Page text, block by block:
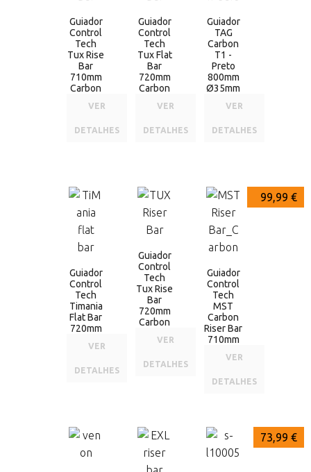
Guiador
Control
Tech
Tux Rise
Bar
710mm
Carbon
VER
DETALHES
Guiador
Control
Tech
Tux Flat
Bar
720mm
Carbon
VER
DETALHES
Guiador
TAG
Carbon
T1 -
Preto
800mm
Ø35mm
VER
DETALHES
114,99 €
Guiador
Control
Tech
Timania
Flat Bar
720mm
VER
DETALHES
102,99 €
Guiador
Control
Tech
Tux Rise
Bar
720mm
Carbon
VER
DETALHES
99,99 €
Guiador
Control
Tech
MST
Carbon
Riser Bar
710mm
VER
DETALHES
96,99 €
77,99 €
73,99 €